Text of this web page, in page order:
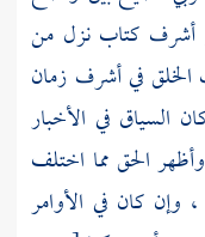
أشرف كتاب نزل من
الخلق في أشرف زمان
السياق في الأخبار
الحق مما اختلف
وإن كان في الأوامر